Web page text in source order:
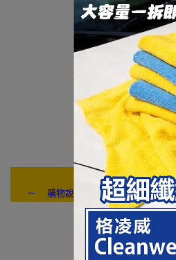
－ 購物說明：付款方式 / 交貨方式